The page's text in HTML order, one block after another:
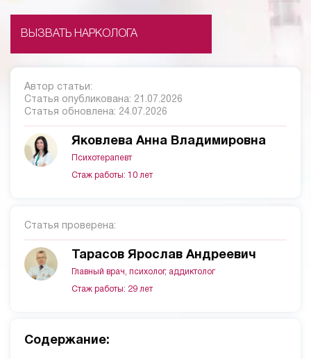
ВЫЗВАТЬ НАРКОЛОГА
Cодержание:
Автор статьи:
Статья опубликована: 21.07.2026
Статья обновлена: 24.07.2026
Яковлева Анна Владимировна
Психотерапевт
Стаж работы: 10 лет
Статья проверена:
Тарасов Ярослав Андреевич
Главный врач, психолог, аддиктолог
Стаж работы: 29 лет